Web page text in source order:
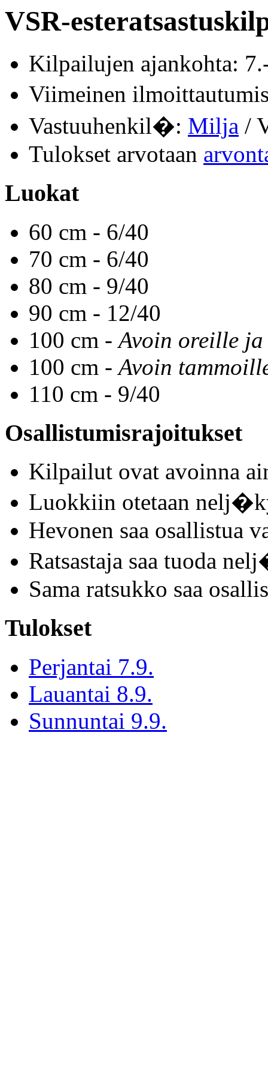
VSR-
Kilpailujen ajankohta:
Viimeinen
Vastuuhenkil�: Milja /
Tulokset arvotaan
Luokat
60 cm - 6/40
70 cm - 6/40
80 cm - 9/40
90 cm - 12/40
100 cm -Avoin oreille
100 cm -Avoin
110 cm - 9/40
Osallistumisrajoitukset
Kilpailut ovat avoinna
Luokkiin otetaan
Hevonen saa osallistua
Ratsastaja saa tuoda
Sama ratsukko saa
Tulokset
Perjantai 7.9.
Lauantai 8.9.
Sunnuntai 9.9.